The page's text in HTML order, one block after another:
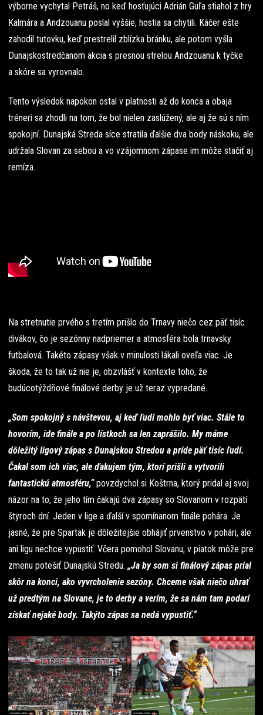
výborne vychytal Petráš, no keď hosťujúci Adrián Guľa stiahol z hry
Kalmára a Andzouanu poslal vyššie, hostia sa chytili. Káčer ešte
zahodil tutovku, keď prestrelil zblízka bránku, ale potom vyšla
Dunajskostredčanom akcia s presnou strelou Andzouanu k tyčke
a skóre sa vyrovnalo.
Tento výsledok napokon ostal v platnosti až do konca a obaja
tréneri sa zhodli na tom, že bol nielen zaslúžený, ale aj že sú s ním
spokojní. Dunajská Streda síce stratila ďalšie dva body náskoku, ale
udržala Slovan za sebou a vo vzájomnom zápase im môže stačiť aj
remíza.
Na stretnutie prvého s tretím prišlo do Trnavy niečo cez päť tisíc
divákov, čo je sezónny nadpriemer a atmosféra bola trnavsky
futbalová. Takéto zápasy však v minulosti lákali oveľa viac. Je
škoda, že to tak už nie je, obzvlášť v kontexte toho, že
budúcotýždňové finálové derby je už teraz vypredané.
„Som spokojný s návštevou, aj keď ľudí mohlo byť viac. Stále to
hovorím, ide finále a po lístkoch sa len zaprášilo. My máme
dôležitý ligový zápas s Dunajskou Stredou a príde päť tisíc ľudí.
Čakal som ich viac, ale ďakujem tým, ktorí prišli a vytvorili
fantastickú atmosféru,“povzdychol si Koštrna, ktorý pridal aj svoj
názor na to, že jeho tím čakajú dva zápasy so Slovanom v rozpätí
štyroch dní. Jeden v lige a ďalší v spomínanom finále pohára. Je
jasné, že pre Spartak je dôležitejšie obhájiť prvenstvo v pohári, ale
ani ligu nechce vypustiť. Včera pomohol Slovanu, v piatok môže pre
zmenu potešiť Dunajskú Stredu. „Ja by som si finálový zápas prial
skôr na konci, ako vyvrcholenie sezóny. Chceme však niečo uhrať
už predtým na Slovane, je to derby a verím, že sa nám tam podarí
získať nejaké body. Takýto zápas sa nedá vypustiť.“